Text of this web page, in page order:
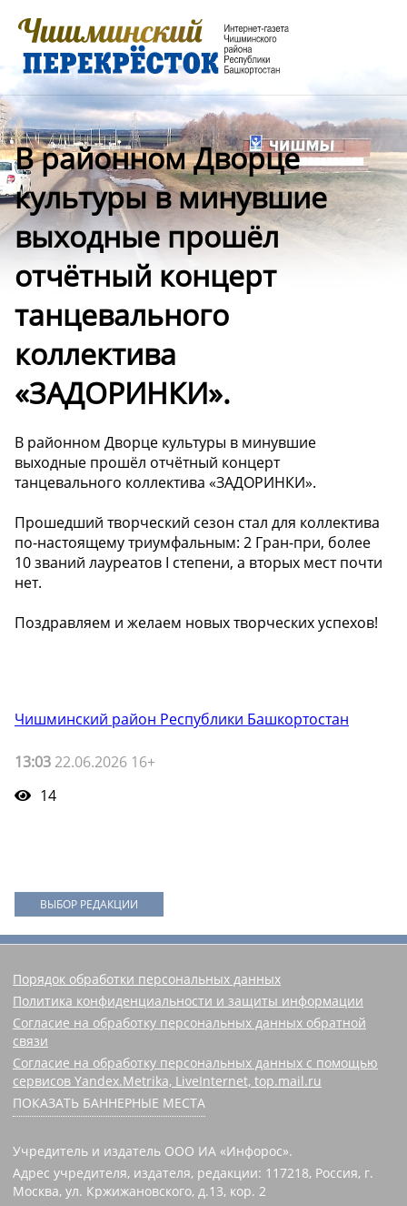
В районном Дворце
культуры в минувшие
выходные прошёл
отчётный концерт
танцевального
коллектива
«ЗАДОРИНКИ».
В районном Дворце культуры в минувшие
выходные прошёл отчётный концерт
танцевального коллектива «ЗАДОРИНКИ».
Прошедший творческий сезон стал для коллектива
по-настоящему триумфальным: 2 Гран-при, более
10 званий лауреатов I степени, а вторых мест почти
нет.
Поздравляем и желаем новых творческих успехов!
Чишминский район Республики Башкортостан
13:03 22.06.2026 16+
14
ВЫБОР РЕДАКЦИИ
Порядок обработки персональных данных
Политика конфиденциальности и защиты информации
Согласие на обработку персональных данных обратной
связи
Согласие на обработку персональных данных с помощью
сервисов Yandex.Metrika, LiveInternet, top.mail.ru
ПОКАЗАТЬ БАННЕРНЫЕ МЕСТА
Учредитель и издатель ООО ИА «Инфорос».
Адрес учредителя, издателя, редакции: 117218, Россия, г.
Москва, ул. Кржижановского, д.13, кор. 2